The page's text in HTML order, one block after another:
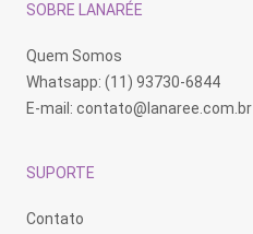
SOBRE LANARÉE
Quem Somos
Whatsapp: (11) 93730-6844
E-mail: contato@lanaree.com.br
SUPORTE
Contato